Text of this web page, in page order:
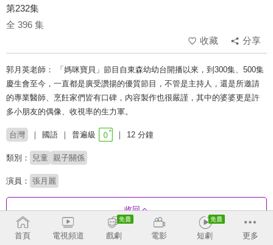
第232集
全 396 集
收藏
分享
郭月英老師： 「媽咪寶貝」節目自東森幼幼台開播以來，到300集、500集
慶生會至今，一直都是廣受讚揚的優質節目，不管是主持人，還是所邀請
的專業醫師、烹飪家們皆有口碑，內容製作也很嚴謹，其中的婆婆更是許
多小朋友的偶像、收視率的生力軍。
台灣 國語 普遍級 12 分鐘
類別： 兒童 親子關係
演員： 張月麗
收回
首頁 電視頻道 戲劇 電影 短劇 更多